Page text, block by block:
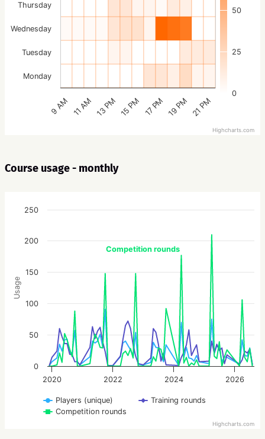
0
25
50
9 AM 11 AM 13 PM 15 PM 17 PM 19 PM 21 PM
Monday
Tuesday
Wednesday
Thursday
Highcharts.com
Course usage - monthly
Usage
Competition rounds
Players (unique)
Training rounds
Competition rounds
2020 2022 2024 2026
0
50
100
150
200
250
Highcharts.com